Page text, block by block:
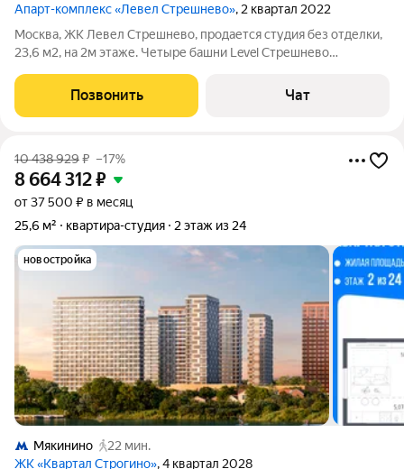
Апарт-комплекс «Левел Стрешнево», 2 квартал 2022
Москва, ЖК Левел Стрешнево, продается студия без отделки,
23,6 м2, на 2м этаже. Четыре башни Level Стрешнево
Стрешнево. Отличная транспортная доступность 20 мин.
пешком и 4 мин. на авто до станции
Позвонить Чат
10 438 929₽ –17%
8 664 312₽
от 37 500 ₽ в месяц
25,6 м²
квартира-студия 2 этаж из 24
новостройка
Мякинино
22 мин.
ЖК «Квартал Строгино», 4 квартал 2028